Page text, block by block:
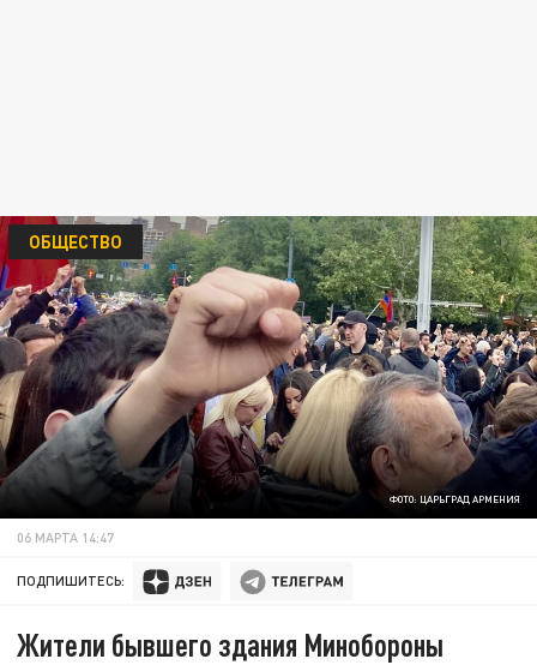
ФОТО: ЦАРЬГРАД АРМЕНИЯ
ОБЩЕСТВО
06 МАРТА 14:47
ПОДПИШИТЕСЬ:
Жители бывшего здания Минобороны